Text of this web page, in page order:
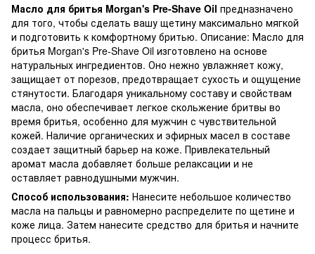
Масло для бритья Morgan's Pre-Shave Oil предназначено
для того, чтобы сделать вашу щетину максимально мягкой
и подготовить к комфортному бритью. Описание: Масло для
бритья Morgan's Pre-Shave Oil изготовлено на основе
натуральных ингредиентов. Оно нежно увлажняет кожу,
защищает от порезов, предотвращает сухость и ощущение
стянутости. Благодаря уникальному составу и свойствам
масла, оно обеспечивает легкое скольжение бритвы во
время бритья, особенно для мужчин с чувствительной
кожей. Наличие органических и эфирных масел в составе
создает защитный барьер на коже. Привлекательный
аромат масла добавляет больше релаксации и не
оставляет равнодушными мужчин.
Способ использования: Нанесите небольшое количество
масла на пальцы и равномерно распределите по щетине и
коже лица. Затем нанесите средство для бритья и начните
процесс бритья.